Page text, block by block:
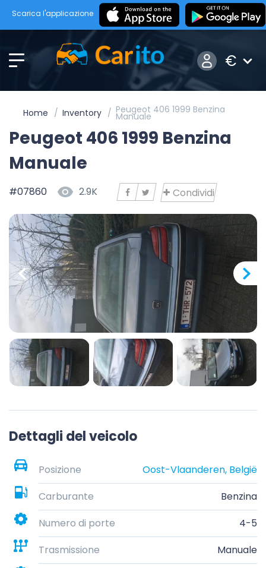
Scarica l'applicazione
€
Home Inventory Peugeot 406 1999 Benzina
Manuale
Peugeot 406 1999 Benzina
Manuale
#07860 2.9K Condividi
Dettagli del veicolo
Posizione
Oost-Vlaanderen, België
Carburante
Benzina
Numero di porte
4-5
Trasmissione
Manuale